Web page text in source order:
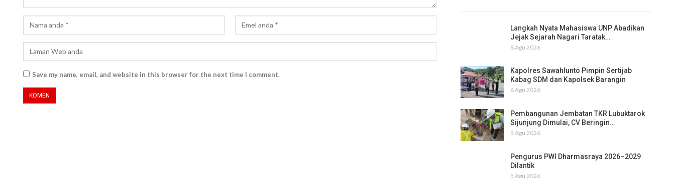
Save my name, email, and website in this browser for the next time I comment.
Langkah Nyata Mahasiswa UNP Abadikan
Jejak Sejarah Nagari Taratak…
8 Agu 2026
Kapolres Sawahlunto Pimpin Sertijab
Kabag SDM dan Kapolsek Barangin
6 Agu 2026
Pembangunan Jembatan TKR Lubuktarok
Sijunjung Dimulai, CV Beringin…
5 Agu 2026
Pengurus PWI Dharmasraya 2026–2029
Dilantik
5 Agu 2026